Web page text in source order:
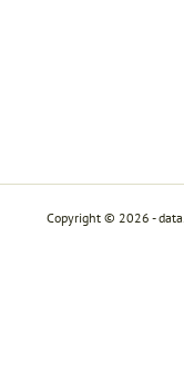
Copyright © 2026 -